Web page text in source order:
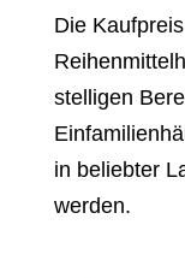
Die
stelligen
in beliebter
werden.